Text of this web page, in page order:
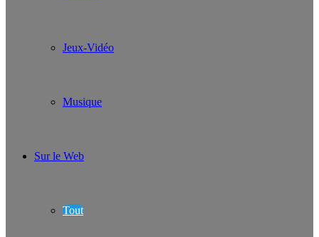
Jeux-Vidéo
Musique
Sur le Web
Tout